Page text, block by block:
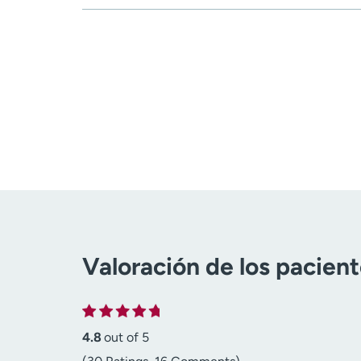
Valoración de los
4.8 out of 5